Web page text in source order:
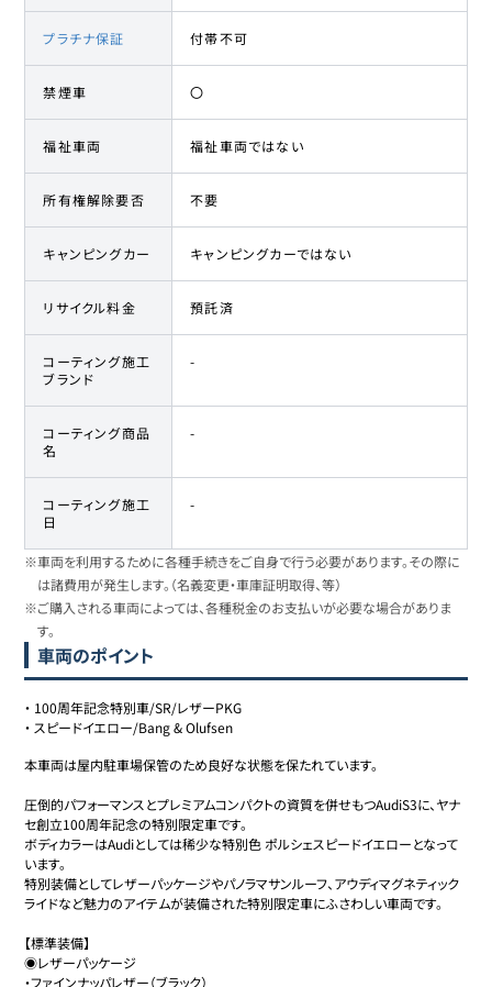
プラチナ保証 付帯不可
禁煙車 〇
福祉車両 福祉車両ではない
所有権解除要否 不要
キャンピングカー キャンピングカーではない
リサイクル料金 預託済
コーティング施工
ブランド
-
コーティング商品
名
-
コーティング施工
日
-
※車両を利用するために各種手続きをご自身で行う必要があります。その際に
は諸費用が発生します。（名義変更・車庫証明取得、等）
※ご購入される車両によっては、各種税金のお支払いが必要な場合がありま
す。
車両のポイント
・ 100周年記念特別車/SR/レザーPKG
・ スピードイエロー/Bang & Olufsen
本車両は屋内駐車場保管のため良好な状態を保たれています。
圧倒的パフォーマンスとプレミアムコンパクトの資質を併せもつAudiS3に、ヤナ
セ創立100周年記念の特別限定車です。
ボディカラーはAudiとしては稀少な特別色 ポルシェスピードイエローとなって
います。
特別装備としてレザーパッケージやパノラマサンルーフ、アウディマグネティック
ライドなど魅力のアイテムが装備された特別限定車にふさわしい車両です。
【標準装備】
◉レザーパッケージ
・ファインナッパレザー（ブラック）